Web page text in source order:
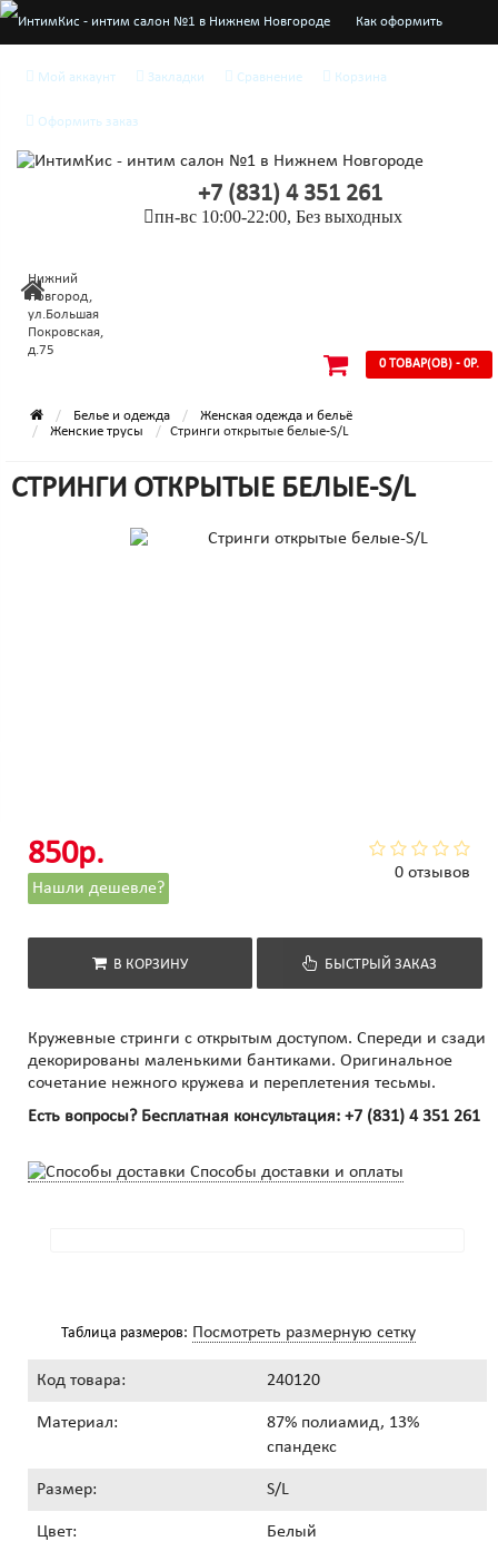
Как оформить
Доставка и оплата
Конфиденциальность
Мой аккаунт Закладки Сравнение Корзина
Оформить заказ
+7 (831) 4 351 261
пн-вс 10:00-22:00, Без выходных
Нижний
Новгород,
ул.Большая
Покровская,
д.75
0 ТОВАР(ОВ) - 0Р.
Белье и одежда
Женская одежда и бельё
Женские трусы
Стринги открытые белые-S/L
СТРИНГИ ОТКРЫТЫЕ БЕЛЫЕ-S/L
0 отзывов
850р.
Нашли дешевле?
В КОРЗИНУ БЫСТРЫЙ ЗАКАЗ
Кружевные стринги с открытым доступом. Спереди и сзади
декорированы маленькими бантиками. Оригинальное
сочетание нежного кружева и переплетения тесьмы.
Есть вопросы? Бесплатная консультация: +7 (831) 4 351 261
Способы доставки и оплаты
Таблица размеров: Посмотреть размерную сетку
Код товара: 240120
Материал:
87% полиамид, 13%
спандекс
Размер: S/L
Цвет: Белый